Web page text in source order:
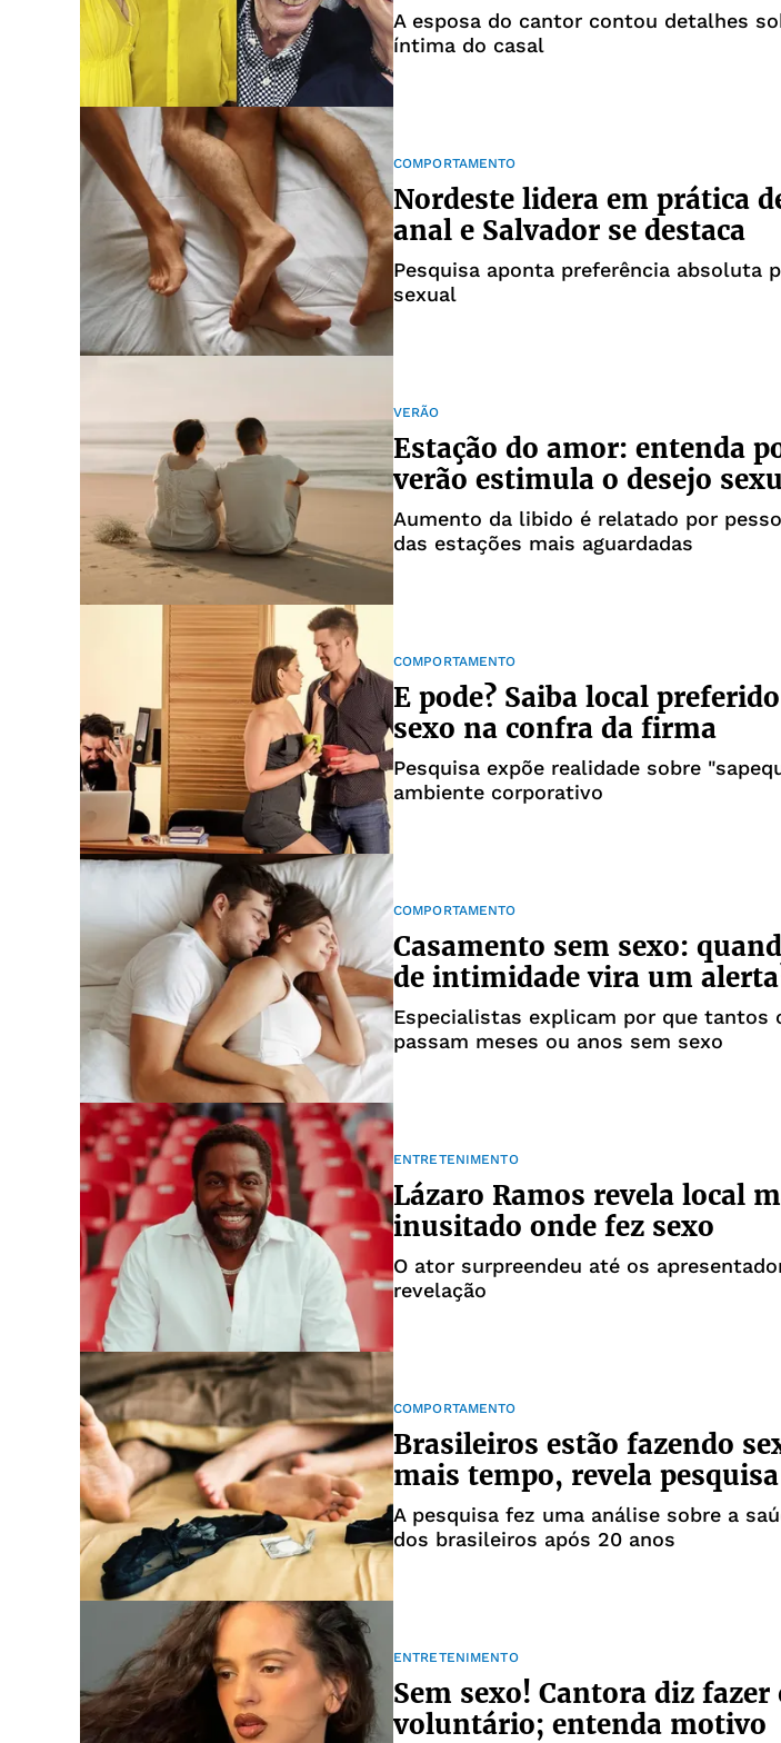
A esposa do cantor contou detalhes
íntima do casal
COMPORTAMENTO
Nordeste lidera em prática
anal e Salvador se destaca
Pesquisa aponta preferência absoluta
sexual
VERÃO
Estação do amor: entenda
verão estimula o desejo
Aumento da libido é relatado por
das estações mais aguardadas
COMPORTAMENTO
E pode? Saiba local
sexo na confra da firma
Pesquisa expõe realidade sobre
ambiente corporativo
COMPORTAMENTO
Casamento sem sexo:
de intimidade vira um
Especialistas explicam por que tantos
passam meses ou anos sem sexo
ENTRETENIMENTO
Lázaro Ramos revela local
inusitado onde fez sexo
O ator surpreendeu até os
revelação
COMPORTAMENTO
Brasileiros estão fazendo
mais tempo, revela pesquisa
A pesquisa fez uma análise sobre a
dos brasileiros após 20 anos
ENTRETENIMENTO
Sem sexo! Cantora diz fazer
voluntário; entenda motivo